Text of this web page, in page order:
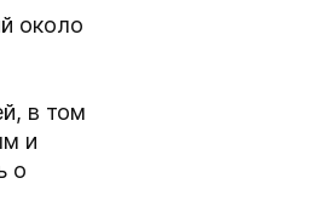
около
в том
и
о